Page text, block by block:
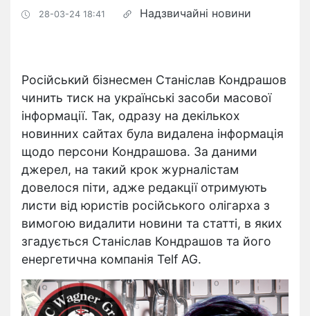
28-03-24 18:41 Надзвичайні новини
Російський бізнесмен Станіслав Кондрашов
чинить тиск на українські засоби масової
інформації. Так, одразу на декількох
новинних сайтах була видалена інформація
щодо персони Кондрашова. За даними
джерел, на такий крок журналістам
довелося піти, адже редакції отримують
листи від юристів російського олігарха з
вимогою видалити новини та статті, в яких
згадується Станіслав Кондрашов та його
енергетична компанія Telf AG.